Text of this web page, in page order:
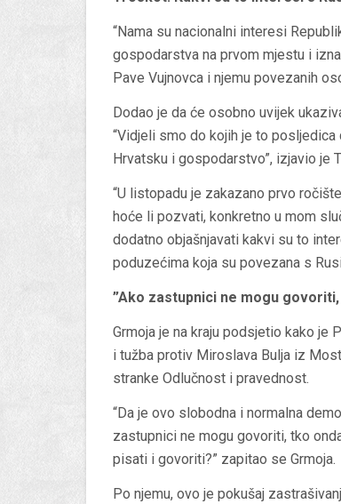
“Nama su nacionalni interesi
gospodarstva na prvom mjestu i
Pave Vujnovca i njemu povezanih
Dodao je da će osobno uvijek
“Vidjeli smo do kojih je to
Hrvatsku i gospodarstvo”, izjavio je
“U listopadu je zakazano prvo
hoće li pozvati, konkretno u mom
dodatno objašnjavati kakvi su to
poduzećima koja su povezana s
”Ako zastupnici ne mogu
Grmoja je na kraju podsjetio kako je
i tužba protiv Miroslava Bulja iz
stranke Odlučnost i pravednost.
“Da je ovo slobodna i normalna
zastupnici ne mogu govoriti, tko
pisati i govoriti?” zapitao se Grmoja.
Po njemu, ovo je pokušaj